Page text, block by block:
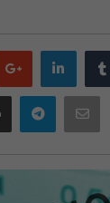
Google
plus
Print Telegram